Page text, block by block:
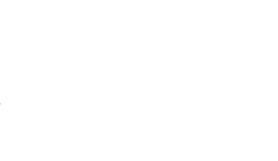
結帳流程】
AFTEE先享後付」後，將跳轉至「AFTEE先享後付」
您將收到繳費通知簡訊。
後14天內，點擊此簡訊中的連結，可透過四大超商／
元方式進行付款，方視為交易完成。
含以上)免運費
含以上)免運費